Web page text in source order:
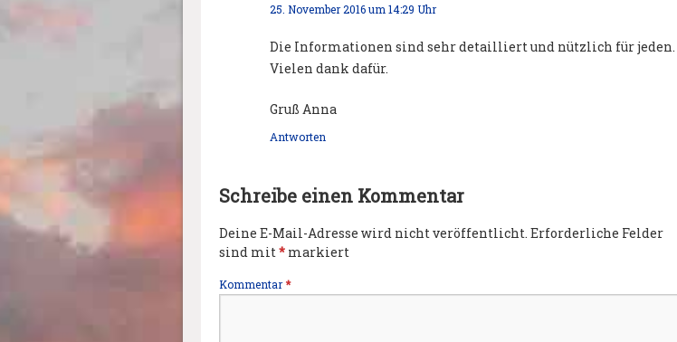
25. November 2016 um 14:29 Uhr
Die Informationen sind sehr detailliert und nützlich für jeden.
Vielen dank dafür.
Gruß Anna
Antworten
Schreibe einen Kommentar
Deine E-Mail-Adresse wird nicht veröffentlicht. Erforderliche Felder
sind mit* markiert
Kommentar*